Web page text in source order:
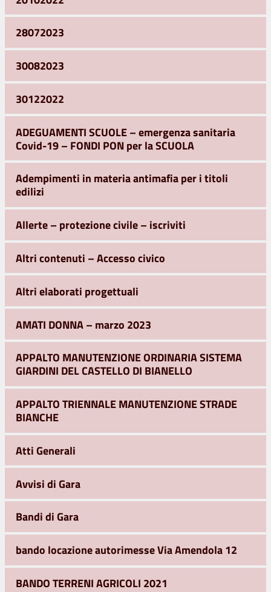
28072023
30082023
30122022
ADEGUAMENTI SCUOLE – emergenza sanitaria
Covid-19 – FONDI PON per la SCUOLA
Adempimenti in materia antimafia per i titoli
edilizi
Allerte – protezione civile – iscriviti
Altri contenuti – Accesso civico
Altri elaborati progettuali
AMATI DONNA – marzo 2023
APPALTO MANUTENZIONE ORDINARIA SISTEMA
GIARDINI DEL CASTELLO DI BIANELLO
APPALTO TRIENNALE MANUTENZIONE STRADE
BIANCHE
Atti Generali
Avvisi di Gara
Bandi di Gara
bando locazione autorimesse Via Amendola 12
BANDO TERRENI AGRICOLI 2021